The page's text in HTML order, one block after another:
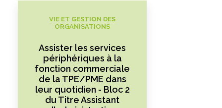
VIE ET GESTION DES
ORGANISATIONS
Assister les services
périphériques à la
fonction commerciale
de la TPE/PME dans
leur quotidien - Bloc 2
du Titre Assistant